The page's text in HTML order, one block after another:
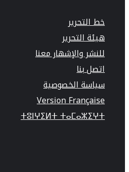
خط التحرير
هيئة التحرير
للنشر والإشهار معنا
اتصل بنا
سياسة الخصوصية
Version Française
ⵜⵓⵏⵖⵉⵍⵜ ⵜⴰⵎⴰⵣⵉⵖⵜ